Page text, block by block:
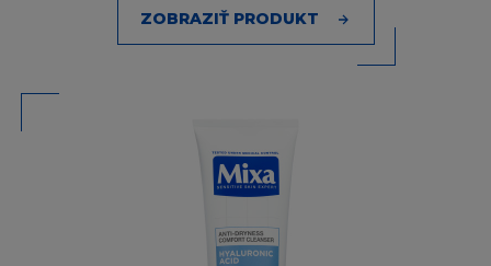
ZOBRAZIŤ PRODUKT
televizním nebo rádiovým vysíláním, nebo
šířením přes počítačovou síť). Není dovoleno
poskytovat jakoukoukoliv část Stránky pro
jinou stránku, ať přes hypertextový odkaz
nesmí být použity k vytvoření jakéhokoliv
druhu databáze, a stejně tak nesmí být
Stránka ukládána (ani celá, ani její část) do
vámi či třetími osobami zpřístupněných
databází nebo k šíření databázových stránek